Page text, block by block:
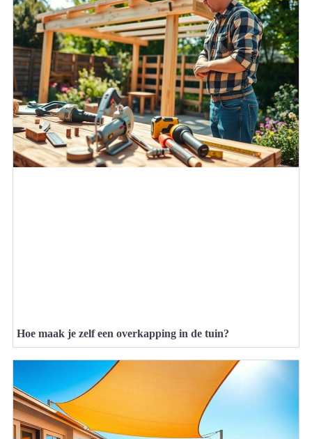
Hoe maak je zelf een overkapping in de tuin?